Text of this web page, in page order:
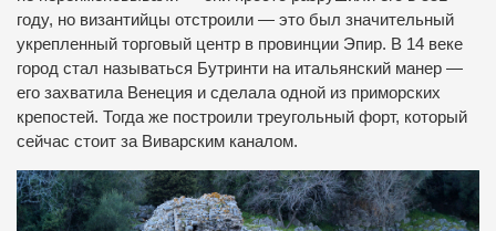
году, но византийцы отстроили — это был значительный
укрепленный торговый центр в провинции Эпир. В 14 веке
город стал называться Бутринти на итальянский манер —
его захватила Венеция и сделала одной из приморских
крепостей. Тогда же построили треугольный форт, который
сейчас стоит за Виварским каналом.